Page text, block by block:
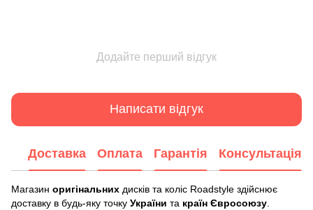
Додайте перший відгук
Написати відгук
Доставка Оплата Гарантія Консультація
Магазин оригінальних дисків та коліс Roadstyle здійснює
доставку в будь-яку точку України та країн Євросоюзу